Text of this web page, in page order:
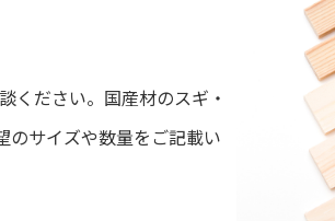
ください。国産材のスギ・
のサイズや数量をご記載い